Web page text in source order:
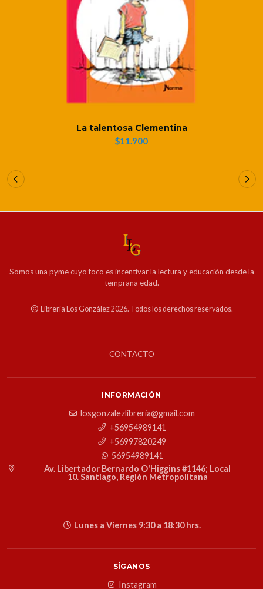
La talentosa Clementina
$11.900
Somos una pyme cuyo foco es incentivar la lectura y educación desde la
temprana edad.
Librería Los González 2026. Todos los derechos reservados.
CONTACTO
INFORMACIÓN
losgonzalezlibreria@gmail.com
+56954989141
+56997820249
56954989141
Av. Libertador Bernardo O'Higgins #1146; Local
10. Santiago, Región Metropolitana
Lunes a Viernes 9:30 a 18:30 hrs.
SÍGANOS
Instagram